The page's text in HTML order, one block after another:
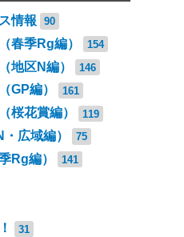
情報 90
春季Rg編） 154
地区N編） 146
GP編） 161
桜花賞編） 119
広域編） 75
Rg編） 141
31